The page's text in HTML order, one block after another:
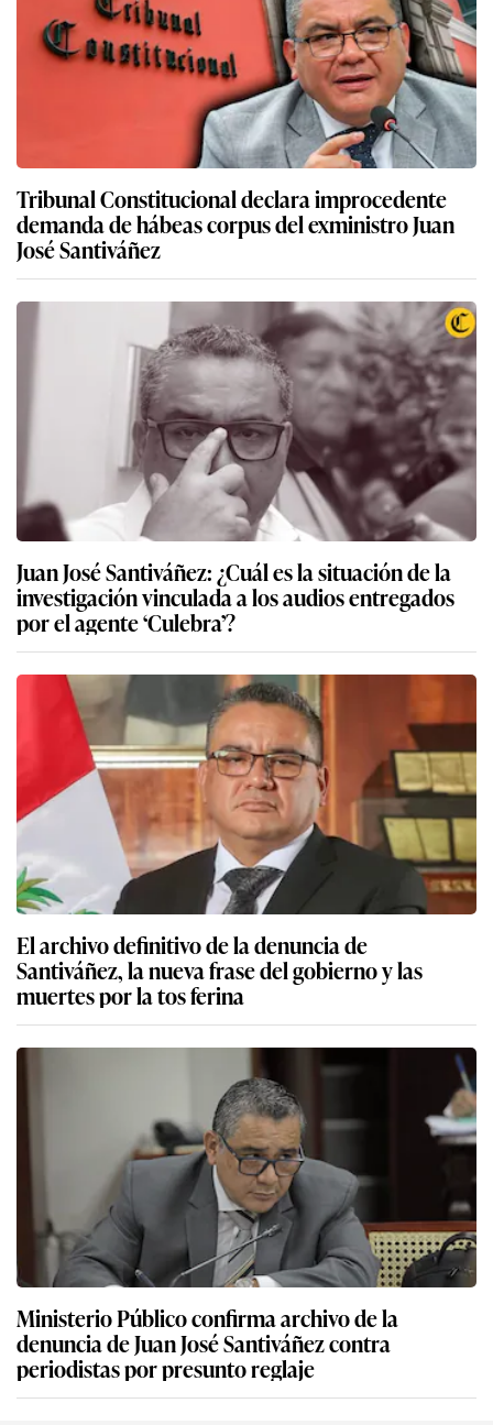
Tribunal Constitucional declara improcedente
demanda de hábeas corpus del exministro Juan
José Santiváñez
Juan José Santiváñez: ¿Cuál es la situación de la
investigación vinculada a los audios entregados
por el agente ‘Culebra’?
El archivo definitivo de la denuncia de
Santiváñez, la nueva frase del gobierno y las
muertes por la tos ferina
Ministerio Público confirma archivo de la
denuncia de Juan José Santiváñez contra
periodistas por presunto reglaje